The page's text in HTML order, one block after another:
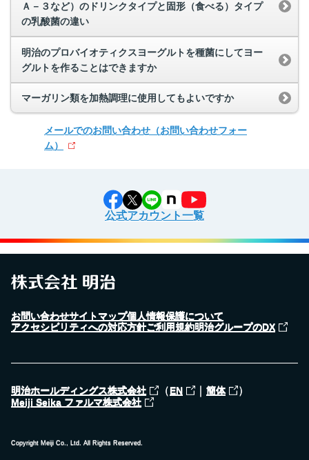
Ａ－３など）のドリンクタイプと固形（食べる）タイプ
の乳酸菌の違い
明治のプロバイオティクスヨーグルトを種菌にしてヨー
グルトを作ることはできますか
マーガリン類を加熱調理に使用してもよいですか
メールでのお問い合わせ （お問い合わせフォー
ム）
公式アカウント一覧
お問い合わせサイトマップ個人情報保護について
アクセシビリティへの対応方針ご利用規約明治グループのDX
明治ホールディングス株式会社 （EN ｜ 簡体 ）
Meiji Seika ファルマ株式会社
Copyright Meiji Co., Ltd. All Rights Reserved.